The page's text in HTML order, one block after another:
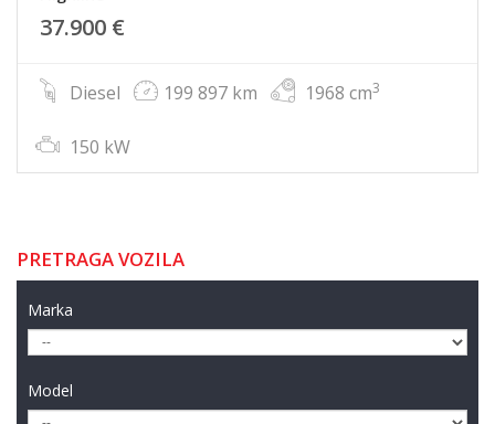
37.900 €
Diesel 199 897 km 1968 cm3
150 kW
PRETRAGA VOZILA
Marka
Model